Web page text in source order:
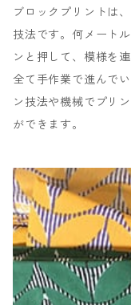
ブロックプリントは
技法です。何メート
ンと押して、模様を連
全て手作業で進んで
ン技法や機械でプリ
ができます。